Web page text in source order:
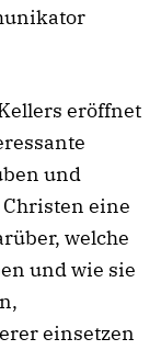
eröffnet
und
eine
welche
und wie sie
einsetzen